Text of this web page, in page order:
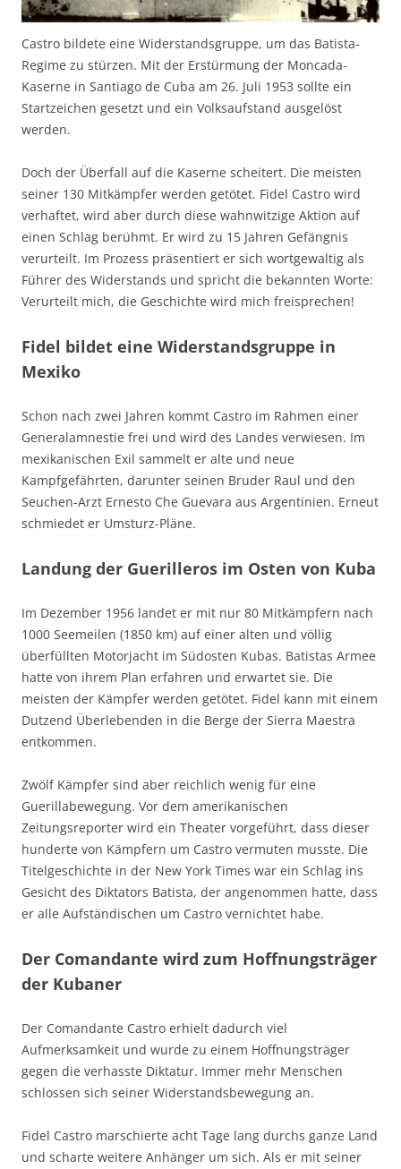
Castro bildete eine Widerstandsgruppe, um das Batista-
Regime zu stürzen. Mit der Erstürmung der Moncada-
Kaserne in Santiago de Cuba am 26. Juli 1953 sollte ein
Startzeichen gesetzt und ein Volksaufstand ausgelöst
werden.
Doch der Überfall auf die Kaserne scheitert. Die meisten
seiner 130 Mitkämpfer werden getötet. Fidel Castro wird
verhaftet, wird aber durch diese wahnwitzige Aktion auf
einen Schlag berühmt. Er wird zu 15 Jahren Gefängnis
verurteilt. Im Prozess präsentiert er sich wortgewaltig als
Führer des Widerstands und spricht die bekannten Worte:
Verurteilt mich, die Geschichte wird mich freisprechen!
Fidel bildet eine Widerstandsgruppe in
Mexiko
Schon nach zwei Jahren kommt Castro im Rahmen einer
Generalamnestie frei und wird des Landes verwiesen. Im
mexikanischen Exil sammelt er alte und neue
Kampfgefährten, darunter seinen Bruder Raul und den
Seuchen-Arzt Ernesto Che Guevara aus Argentinien. Erneut
schmiedet er Umsturz-Pläne.
Landung der Guerilleros im Osten von Kuba
Im Dezember 1956 landet er mit nur 80 Mitkämpfern nach
1000 Seemeilen (1850 km) auf einer alten und völlig
überfüllten Motorjacht im Südosten Kubas. Batistas Armee
hatte von ihrem Plan erfahren und erwartet sie. Die
meisten der Kämpfer werden getötet. Fidel kann mit einem
Dutzend Überlebenden in die Berge der Sierra Maestra
entkommen.
Zwölf Kämpfer sind aber reichlich wenig für eine
Guerillabewegung. Vor dem amerikanischen
Zeitungsreporter wird ein Theater vorgeführt, dass dieser
hunderte von Kämpfern um Castro vermuten musste. Die
Titelgeschichte in der New York Times war ein Schlag ins
Gesicht des Diktators Batista, der angenommen hatte, dass
er alle Aufständischen um Castro vernichtet habe.
Der Comandante wird zum Hoffnungsträger
der Kubaner
Der Comandante Castro erhielt dadurch viel
Aufmerksamkeit und wurde zu einem Hoffnungsträger
gegen die verhasste Diktatur. Immer mehr Menschen
schlossen sich seiner Widerstandsbewegung an.
Fidel Castro marschierte acht Tage lang durchs ganze Land
und scharte weitere Anhänger um sich. Als er mit seiner